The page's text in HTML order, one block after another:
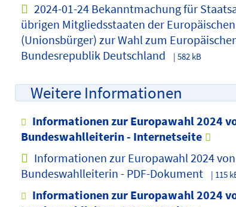
2024-01-24 Bekanntmachung für
übrigen Mitgliedsstaaten der
(Unionsbürger) zur Wahl zum
Bundesrepublik Deutschland
| 582 kB
Weitere Informationen
Informationen zur Europawahl 2024
Bundeswahlleiterin - Internetseite
Informationen zur Europawahl 2024
Bundeswahlleiterin - PDF-Dokument
| 115
Informationen zur Europawahl 2024